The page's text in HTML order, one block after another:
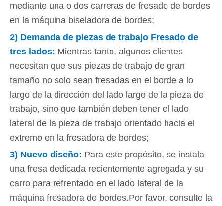
mediante una o dos carreras de fresado de bordes
en la máquina biseladora de bordes;
2) Demanda de piezas de trabajo Fresado de
tres lados: Mientras tanto, algunos clientes
necesitan que sus piezas de trabajo de gran
tamaño no solo sean fresadas en el borde a lo
largo de la dirección del lado largo de la pieza de
trabajo, sino que también deben tener el lado
lateral de la pieza de trabajo orientado hacia el
extremo en la fresadora de bordes;
3) Nuevo diseño: Para este propósito, se instala
una fresa dedicada recientemente agregada y su
carro para refrentado en el lado lateral de la
máquina fresadora de bordes.Por favor, consulte la